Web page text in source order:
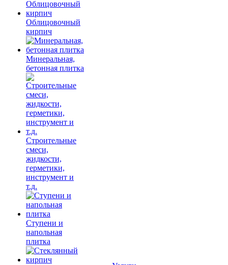
Облицовочный
кирпич
Минеральная,
бетонная плитка
Строительные
смеси,
жидкости,
герметики,
инструмент и
т.д.
Ступени и
напольная
плитка